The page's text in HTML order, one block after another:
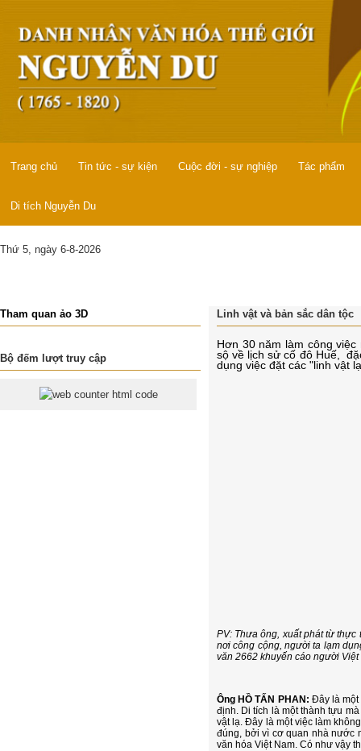
Trang chủ Tin tức - sự kiện Cuộc đời - sự nghiệp Tác phẩm
Di tích Nguyễn Du
Thứ 5, ngày 6-8-2026
Tham quan ảo 3D
Bộ đếm lượt truy cập
Linh vật và bản sắc dân tộc
Hơn 30 năm làm công
sộ về lịch sử cố đô Huế,
dụng việc đặt các "linh vật
PV: Thưa ông, xuất phát từ thực
nơi công cộng, người ta lạm
văn 2662 khuyến cáo người
Ông HỒ TẤN PHAN: Đây là một
định. Di tích là một thành tựu
vật lạ. Đây là một việc làm
đúng, bởi vì cơ quan nhà nước
văn hóa Việt Nam. Có như vậy